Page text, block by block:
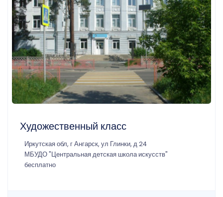
Художественный класс
Иркутская обл, г Ангарск, ул Глинки, д 24
МБУДО "Центральная детская школа искусств"
бесплатно